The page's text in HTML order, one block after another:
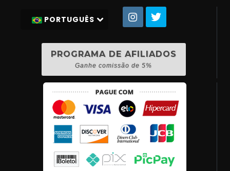
PORTUGUÊS
PROGRAMA DE AFILIADOS
Ganhe comissão de 5%